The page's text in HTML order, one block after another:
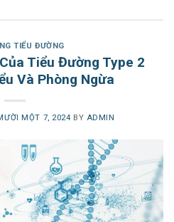
TIỂU ĐƯỜNG
Tiểu Đường Type 2
Và Phòng Ngừa
MỘT 7, 2024 BY ADMIN